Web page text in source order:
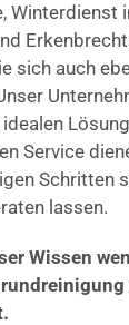
Winterdienst
sich auch
Service
Schritten
lassen.
Wissen